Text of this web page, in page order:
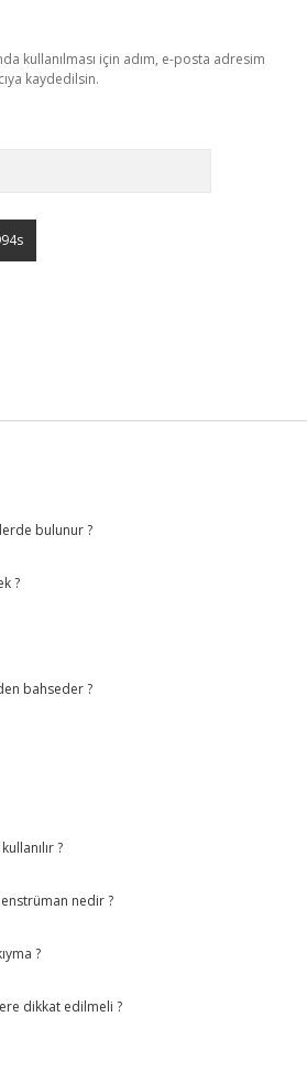
kullanılması için adım, e-posta adresim
kaydedilsin.
bulunur ?
?
bahseder ?
?
nedir ?
?
dikkat edilmeli ?